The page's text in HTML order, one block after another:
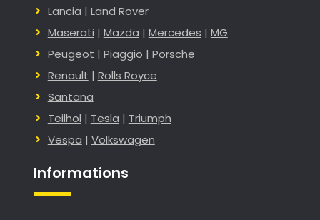
Lancia | Land Rover
Maserati | Mazda | Mercedes | MG
Peugeot | Piaggio | Porsche
Renault | Rolls Royce
Santana
Teilhol | Tesla | Triumph
Vespa | Volkswagen
Informations